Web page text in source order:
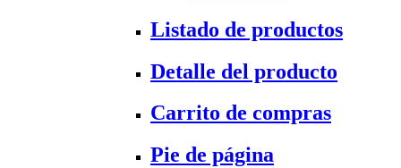
Listado de productos
Detalle del producto
Carrito de compras
Pie de página